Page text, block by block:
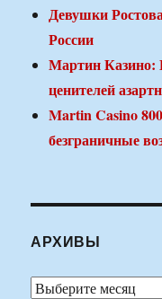
Девушки
России
Мартин Казино:
ценителей
Martin Casino
безграничные
АРХИВЫ
Архивы